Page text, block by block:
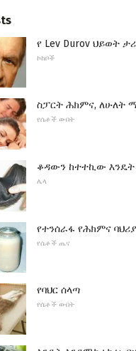
የ Lev Durov ህይወት
ኮከቦች
ስፓርት ሕክምና, ለሁለት
የሴቶች ውበት
ቆዳውን ከተተኪው እንዴት
ሌላ
የተንሰራፋ የሕክምና
የሴቶች ጤና
የባህር ሰላጣ
የሴቶች ውበት